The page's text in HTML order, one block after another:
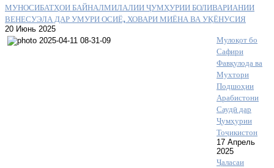
МУНОСИБАТҲОИ БАЙНАЛМИЛАЛИИ ҶУМҲУРИИ БОЛИВАРИАНИИ
ВЕНЕСУЭЛА ДАР УМУРИ ОСИЁ, ХОВАРИ МИЁНА ВА УҚЁНУСИЯ
20 Июнь 2025
Мулоқот бо
Сафири
Фавқулода ва
Мухтори
Подшоҳии
Арабистони
Саудӣ дар
Ҷумҳурии
Тоҷикистон
17 Апрель
2025
Ҷаласаи